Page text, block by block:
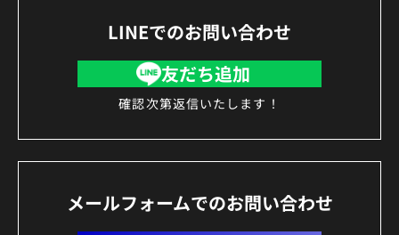
LINEでのお問い合わせ
友だち追加
確認次第返信いたします！
メールフォームでのお問い合わせ